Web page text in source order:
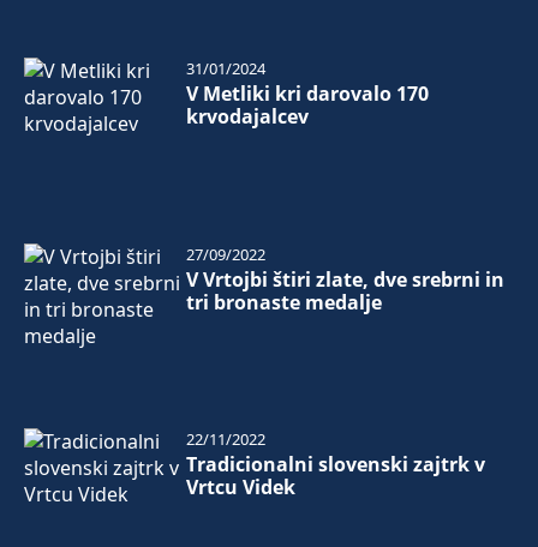
V Metliki kri darovalo 170
krvodajalcev
31/01/2024
V Vrtojbi štiri zlate, dve srebrni in
tri bronaste medalje
27/09/2022
Tradicionalni slovenski zajtrk v
Vrtcu Videk
22/11/2022